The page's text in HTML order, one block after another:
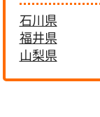
石川県
福井県
山梨県